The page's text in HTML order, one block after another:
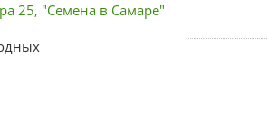
25, "Семена в Самаре"